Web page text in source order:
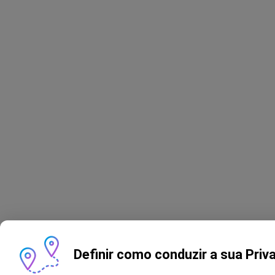
Definir como conduzir a sua